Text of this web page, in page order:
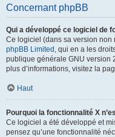
Concernant phpBB
Qui a développé ce logiciel de
Ce logiciel (dans sa version
phpBB Limited , qui en a les
publique générale GNU version
plus d’informations, visitez la
Haut
Pourquoi la fonctionnalité X
Ce logiciel a été développé et
pensez qu’une fonctionnalité